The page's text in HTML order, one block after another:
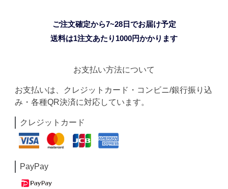
ご注文確定から7~28日でお届け予定
送料は1注文あたり 1000円かかります
お支払い方法について
お支払いは、クレジットカード・コンビニ/銀行振り込
み・各種QR決済に対応しています。
クレジットカード
PayPay